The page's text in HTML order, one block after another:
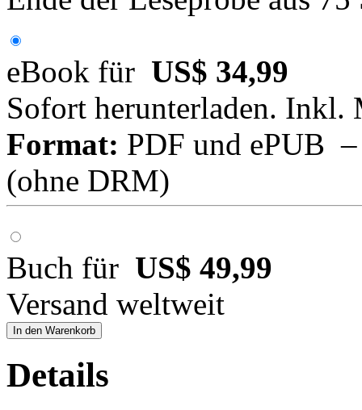
eBook für US$ 34,99
Sofort herunterladen. Inkl.
Format: PDF und ePUB
(ohne DRM)
Buch für US$ 49,99
Versand weltweit
In den Warenkorb
Details